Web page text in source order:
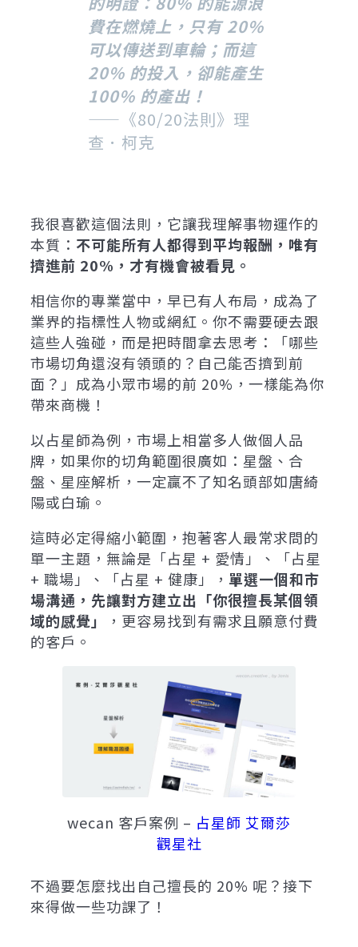
費在燃燒上，只有 20%
可以傳送到車輪；而這
20% 的投入，卻能產生
100% 的產出！
——《80/20法則》理
查．柯克
我很喜歡這個法則，它讓我理解事物運作的
本質： 不可能所有人都得到平均報酬，唯有
擠進前 20%，才有機會被看見。
相信你的專業當中，早已有人布局，成為了
業界的指標性人物或網紅。你不需要硬去跟
這些人強碰，而是把時間拿去思考：「哪些
市場切角還沒有領頭的？自己能否擠到前
面？」成為小眾市場的前 20%，一樣能為你
帶來商機！
以占星師為例，市場上相當多人做個人品
牌，如果你的切角範圍很廣如：星盤、合
盤、星座解析，一定贏不了知名頭部如唐綺
陽或白瑜。
這時必定得縮小範圍，抱著客人最常求問的
單一主題，無論是「占星 + 愛情」、「占星
+ 職場」、「占星 + 健康」， 單選一個和市
場溝通，先讓對方建立出「你很擅長某個領
域的感覺」
，更容易找到有需求且願意付費
的客戶。
wecan 客戶案例 – 占星師 艾爾莎
觀星社
不過要怎麼找出自己擅長的 20% 呢？接下
來得做一些功課了！